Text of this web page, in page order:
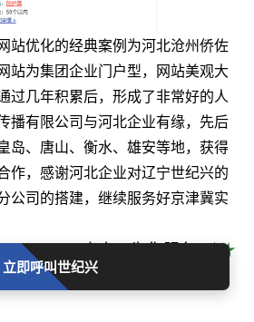
优化的经典案例为河北沧州侨佐
站为集团企业门户型，网站美观大
过几年积累后，形成了非常好的人
播有限公司与河北企业有缘，先后
岛、唐山、衡水、雄安等地，获得
作，感谢河北企业对辽宁世纪兴的
公司的搭建，继续服务好京津冀实
立即呼叫世纪兴
店小二为您服务